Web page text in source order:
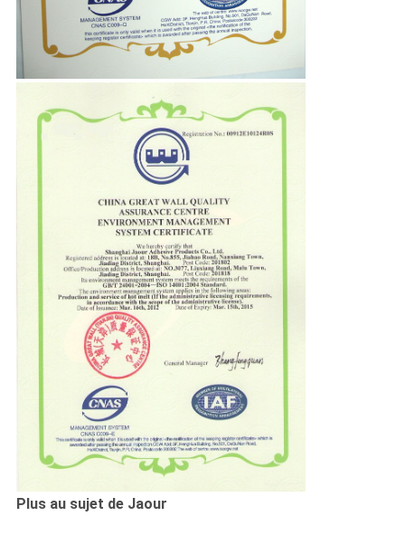
Plus au sujet de Jaour